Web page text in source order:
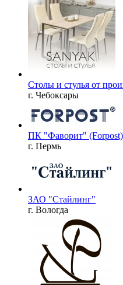
Столы и стулья от
г. Чебоксары
ПК "Фаворит" (Forpost)
г. Пермь
ЗАО "Стайлинг"
г. Вологда